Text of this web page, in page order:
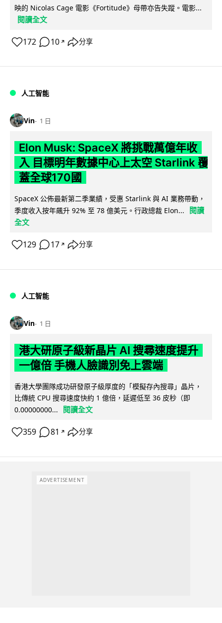
映的 Nicolas Cage 電影《Fortitude》母帶亦告失蹤。電影...
閱讀全文
172 10 ↗ 分享
人工智能
Vin 1 日
Elon Musk: SpaceX 將挑戰萬億年收
入 目標明年數據中心上太空 Starlink 覆
蓋全球170國
SpaceX 公佈最新第二季業績，受惠 Starlink 與 AI 業務帶動，
季度收入按年飆升 92% 至 78 億美元。行政總裁 Elon...
閱讀
全文
129 17 ↗ 分享
人工智能
Vin 1 日
港大研原子級新晶片 AI 搜尋速度提升
一億倍 手機人臉識別免上雲端
香港大學團隊成功研發原子級厚度的「模擬存內搜尋」晶片，
比傳統 CPU 搜尋速度快約 1 億倍，延遲低至 36 皮秒（即
0.00000000...
閱讀全文
359 81 ↗ 分享
ADVERTISEMENT